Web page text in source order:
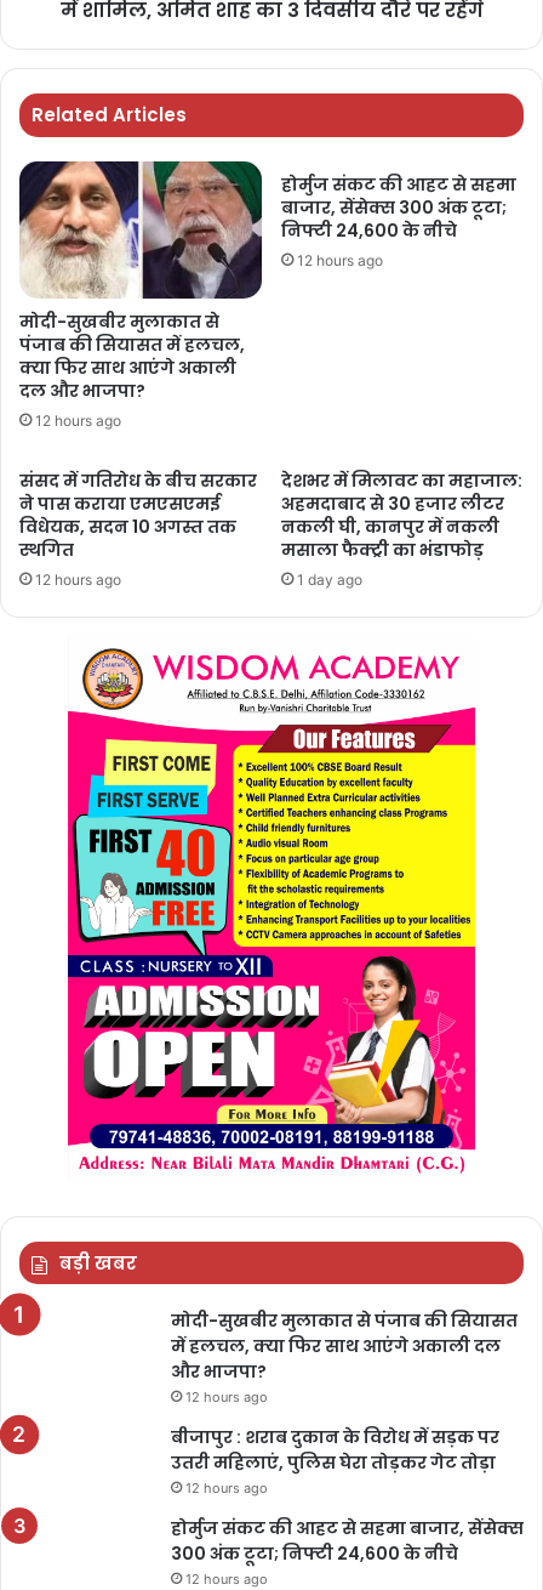
में शामिल, अमित शाह का 3 दिवसीय दौरे पर रहेंगे
Related Articles
मोदी-सुखबीर मुलाकात से
पंजाब की सियासत में हलचल,
क्या फिर साथ आएंगे अकाली
दल और भाजपा?
12 hours ago
होर्मुज संकट की आहट से सहमा
बाजार, सेंसेक्स 300 अंक टूटा;
निफ्टी 24,600 के नीचे
12 hours ago
संसद में गतिरोध के बीच सरकार
ने पास कराया एमएसएमई
विधेयक, सदन 10 अगस्त तक
स्थगित
12 hours ago
देशभर में मिलावट का महाजाल:
अहमदाबाद से 30 हजार लीटर
नकली घी, कानपुर में नकली
मसाला फैक्ट्री का भंडाफोड़
1 day ago
बड़ी खबर
मोदी-सुखबीर मुलाकात से पंजाब की सियासत
में हलचल, क्या फिर साथ आएंगे अकाली दल
और भाजपा?
12 hours ago
बीजापुर : शराब दुकान के विरोध में सड़क पर
उतरी महिलाएं, पुलिस घेरा तोड़कर गेट तोड़ा
12 hours ago
होर्मुज संकट की आहट से सहमा बाजार, सेंसेक्स
300 अंक टूटा; निफ्टी 24,600 के नीचे
12 hours ago